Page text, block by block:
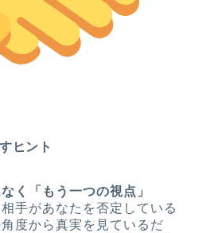
ヒント
く「もう一つの視点」
手があなたを否定している
度から真実を見ているだ